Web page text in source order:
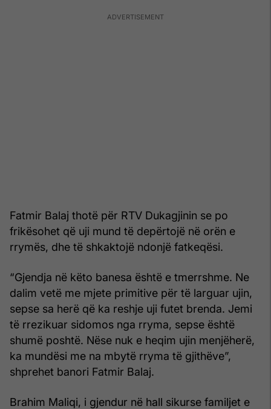
Fatmir Balaj thotë për RTV Dukagjinin se po
frikësohet që uji mund të depërtojë në orën e
rrymës, dhe të shkaktojë ndonjë fatkeqësi.
“Gjendja në këto banesa është e tmerrshme. Ne
dalim vetë me mjete primitive për të larguar ujin,
sepse sa herë që ka reshje uji futet brenda. Jemi
të rrezikuar sidomos nga rryma, sepse është
shumë poshtë. Nëse nuk e heqim ujin menjëherë,
ka mundësi me na mbytë rryma të gjithëve”,
shprehet banori Fatmir Balaj.
Brahim Maliqi, i gjendur në hall sikurse familjet e